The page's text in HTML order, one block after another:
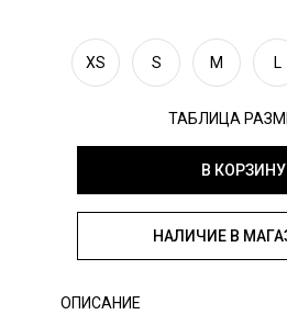
XS S M L
ТАБЛИЦА
В КОРЗИНУ
НАЛИЧИЕ В
ОПИСАНИЕ